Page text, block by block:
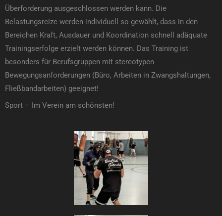
Überforderung ausgeschlossen werden kann. Die
Belastungsreize werden individuell so gewählt, dass in den
Bereichen Kraft, Ausdauer und Koordination schnell adäquate
Trainingserfolge erzielt werden können. Das Training ist
besonders für Berufsgruppen mit stereotypen
Bewegungsanforderungen (Büro, Arbeiten in Zwangshaltungen,
Fließbandarbeiten) geeignet!
Sport – Im Verein am schönsten!